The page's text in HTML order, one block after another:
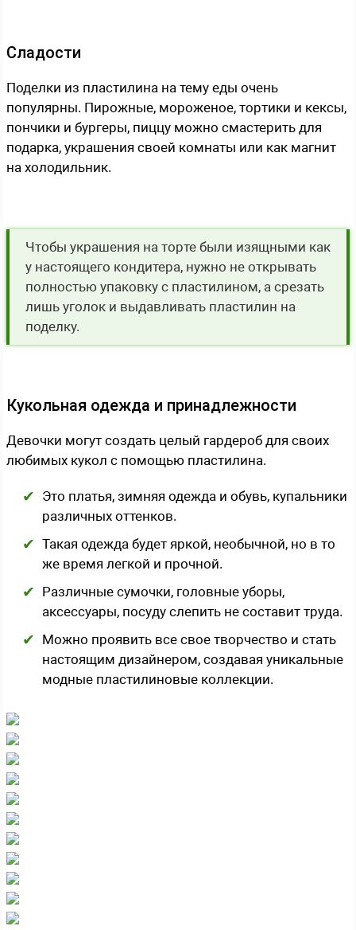
Сладости
Поделки из пластилина на тему еды очень
популярны. Пирожные, мороженое, тортики и кексы,
пончики и бургеры, пиццу можно смастерить для
подарка, украшения своей комнаты или как магнит
на холодильник.
Чтобы украшения на торте были изящными как
у настоящего кондитера, нужно не открывать
полностью упаковку с пластилином, а срезать
лишь уголок и выдавливать пластилин на
поделку.
Кукольная одежда и принадлежности
Девочки могут создать целый гардероб для своих
любимых кукол с помощью пластилина.
Это платья, зимняя одежда и обувь, купальники
различных оттенков.
Такая одежда будет яркой, необычной, но в то
же время легкой и прочной.
Различные сумочки, головные уборы,
аксессуары, посуду слепить не составит труда.
Можно проявить все свое творчество и стать
настоящим дизайнером, создавая уникальные
модные пластилиновые коллекции.